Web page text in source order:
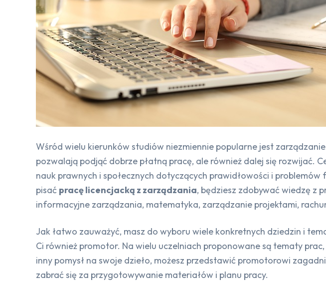
Wśród wielu kierunków studiów niezmiennie popularne jest
pozwalają podjąć dobrze płatną pracę, ale również dalej się rozwijać.
nauk prawnych i społecznych dotyczących prawidłowości i
pisać pracę licencjacką z zarządzania, będziesz zdobywać wiedzę z
informacyjne zarządzania, matematyka, zarządzanie projektami,
Jak łatwo zauważyć, masz do wyboru wiele konkretnych dziedzin i
Ci również promotor. Na wielu uczelniach proponowane są tematy
inny pomysł na swoje dzieło, możesz przedstawić promotorowi
zabrać się za przygotowywanie materiałów i planu pracy.